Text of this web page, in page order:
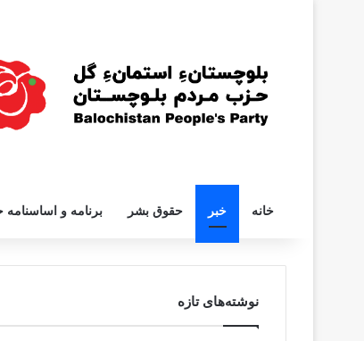
خانه خبر حقوق بشر برنامه و
نوشته‌های تازه